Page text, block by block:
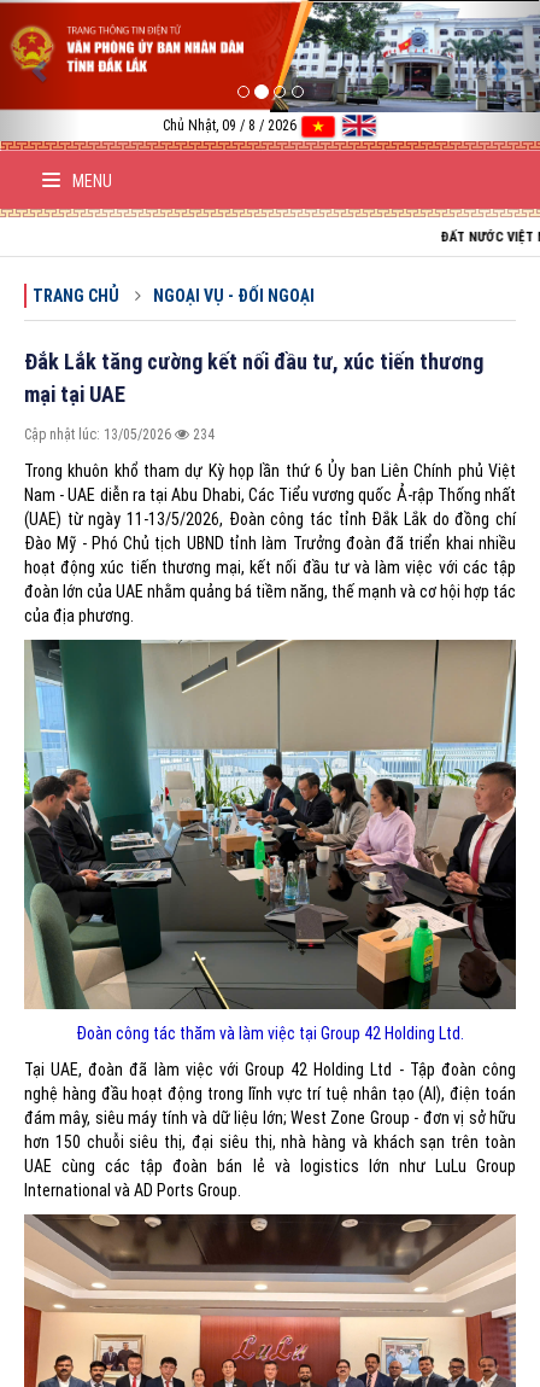
Chủ Nhật, 09 / 8 / 2026
MENU
ĐẤT NƯỚC VIỆT NAM
TRANG CHỦ NGOẠI VỤ - ĐỐI NGOẠI
Đắk Lắk tăng cường kết nối đầu tư, xúc tiến thương
mại tại UAE
Cập nhật lúc: 13/05/2026 234
Trong khuôn khổ tham dự Kỳ họp lần thứ 6 Ủy ban Liên Chính phủ Việt
Nam - UAE diễn ra tại Abu Dhabi, Các Tiểu vương quốc Ả-rập Thống nhất
(UAE) từ ngày 11-13/5/2026, Đoàn công tác tỉnh Đắk Lắk do đồng chí
Đào Mỹ - Phó Chủ tịch UBND tỉnh làm Trưởng đoàn đã triển khai nhiều
hoạt động xúc tiến thương mại, kết nối đầu tư và làm việc với các tập
đoàn lớn của UAE nhằm quảng bá tiềm năng, thế mạnh và cơ hội hợp tác
của địa phương.
Đoàn công tác thăm và làm việc tại Group 42 Holding Ltd.
Tại UAE, đoàn đã làm việc với Group 42 Holding Ltd - Tập đoàn công
nghệ hàng đầu hoạt động trong lĩnh vực trí tuệ nhân tạo (AI), điện toán
đám mây, siêu máy tính và dữ liệu lớn; West Zone Group - đơn vị sở hữu
hơn 150 chuỗi siêu thị, đại siêu thị, nhà hàng và khách sạn trên toàn
UAE cùng các tập đoàn bán lẻ và logistics lớn như LuLu Group
International và AD Ports Group.